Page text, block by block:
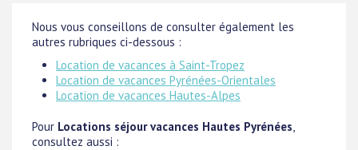
Nous vous conseillons de consulter également les
autres rubriques ci-dessous :
Location de vacances à Saint-Tropez
Location de vacances Pyrénées-Orientales
Location de vacances Hautes-Alpes
Pour Locations séjour vacances Hautes Pyrénées,
consultez aussi :